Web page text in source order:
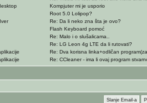
Kompjuter mi je usporio
Root 5.0 Lolipop?
Re: Da li neko zna šta je ovo?
Flash Keyboard pomoć
Re: Malo i o slušalicama..
Re: LG Leon 4g LTE da li rutovati?
Re: Dva korisna linka+odličan
Re: CCleaner - ima li ovaj program
Slanje Email-a